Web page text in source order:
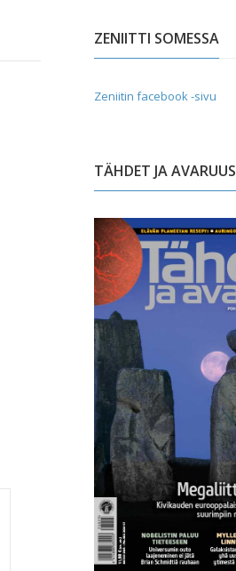
ZENIITTI SOMESSA
Zeniitin facebook -sivu
TÄHDET JA AVARUUS